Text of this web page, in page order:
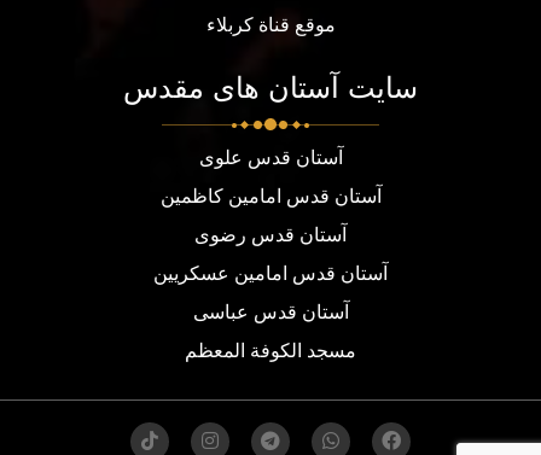
موقع قناة كربلاء
سایت آستان های مقدس
آستان قدس علوی
آستان قدس امامین کاظمین
آستان قدس رضوی
آستان قدس امامین عسکریین
آستان قدس عباسی
مسجد الكوفة المعظم